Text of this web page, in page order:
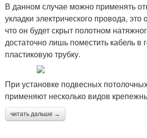
В данном случае можно применять
укладки электрического провода, это
что он будет скрыт полотном
достаточно лишь поместить кабель
пластиковую трубку.
При установке подвесных
применяют несколько видов
читать дальше →